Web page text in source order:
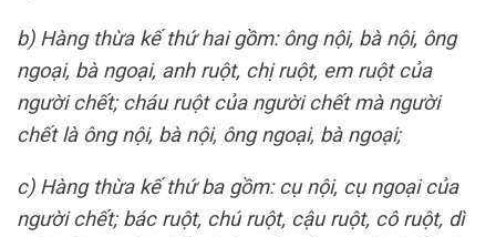
b) Hàng thừa kế thứ hai gồm: ông nội, bà nội, ông
ngoại, bà ngoại, anh ruột, chị ruột, em ruột của
người chết; cháu ruột của người chết mà người
chết là ông nội, bà nội, ông ngoại, bà ngoại;
c) Hàng thừa kế thứ ba gồm: cụ nội, cụ ngoại của
người chết; bác ruột, chú ruột, cậu ruột, cô ruột, dì